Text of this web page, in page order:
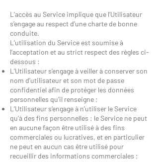
L’accès au Service implique que l’Utilisateur
s’engage au respect d’une charte de bonne
conduite.
L’utilisation du Service est soumise à
l’acceptation et au strict respect des règles ci-
dessous :
L’Utilisateur s’engage à veiller à conserver son
nom d’utilisateur et son mot de passe
confidentiel afin de protéger les données
personnelles qu’il renseigne ;
L’Utilisateur s’engage à n’utiliser le Service
qu’à des fins personnelles : le Service ne peut
en aucune façon être utilisé à des fins
commerciales ou lucratives, et en particulier
ne peut en aucun cas être utilisé pour
recueillir des informations commerciales ;